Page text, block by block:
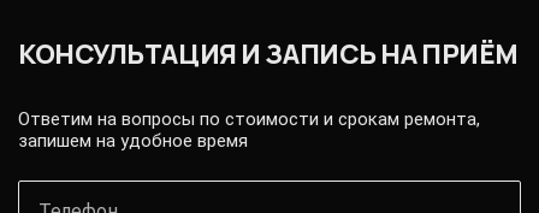
КОНСУЛЬТАЦИЯ И ЗАПИСЬ НА ПРИЁМ
Ответим на вопросы по стоимости и срокам ремонта,
запишем на удобное время